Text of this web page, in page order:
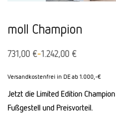
moll Champion
731,00 €-1.242,00 €
Versandkostenfrei in DE ab 1.000,-€
Jetzt die Limited Edition
Fußgestell und Preisvorteil.